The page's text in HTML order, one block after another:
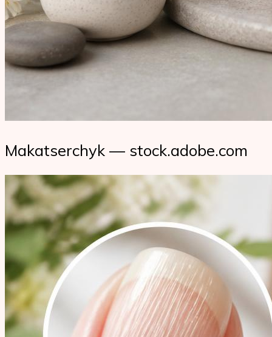
Makatserchyk — stock.adobe.com